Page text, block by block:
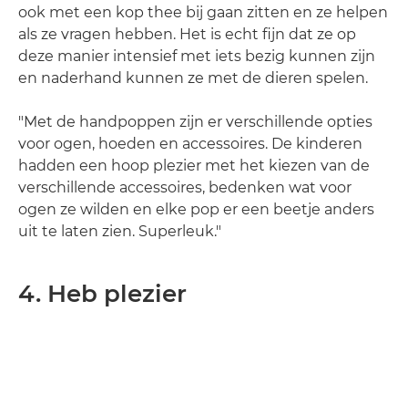
ook met een kop thee bij gaan zitten en ze helpen
als ze vragen hebben. Het is echt fijn dat ze op
deze manier intensief met iets bezig kunnen zijn
en naderhand kunnen ze met de dieren spelen.
"Met de handpoppen zijn er verschillende opties
voor ogen, hoeden en accessoires. De kinderen
hadden een hoop plezier met het kiezen van de
verschillende accessoires, bedenken wat voor
ogen ze wilden en elke pop er een beetje anders
uit te laten zien. Superleuk."
4. Heb plezier